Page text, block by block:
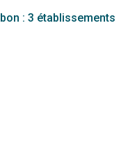
: 3 établissements